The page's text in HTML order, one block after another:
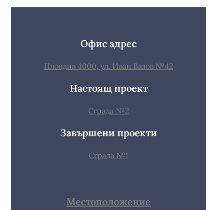
Офис адрес
Пловдив 4000, ул. Иван Вазов №42
Настоящ проект
Сграда №2
Завършени проекти
Сграда №1
Местоположение